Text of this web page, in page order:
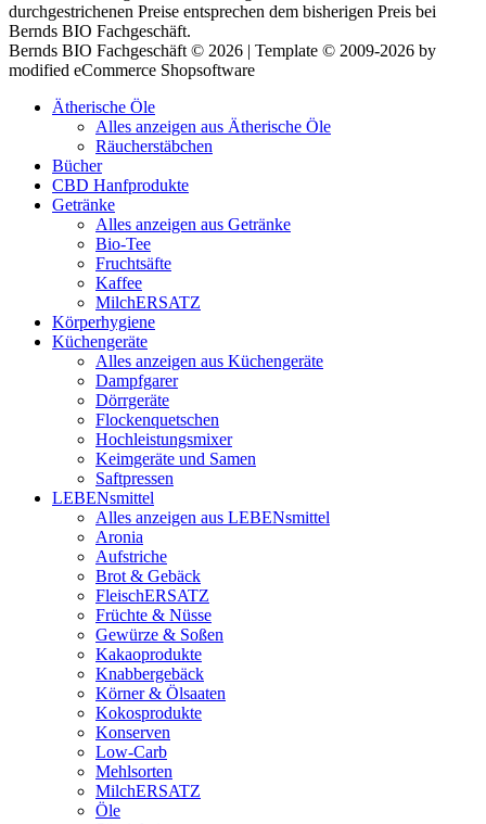
durchgestrichenen Preise entsprechen dem bisherigen Preis bei
Bernds BIO Fachgeschäft.
Bernds BIO Fachgeschäft © 2026 | Template © 2009-2026 by
modified eCommerce Shopsoftware
Ätherische Öle
Alles anzeigen aus Ätherische Öle
Räucherstäbchen
Bücher
CBD Hanfprodukte
Getränke
Alles anzeigen aus Getränke
Bio-Tee
Fruchtsäfte
Kaffee
MilchERSATZ
Körperhygiene
Küchengeräte
Alles anzeigen aus Küchengeräte
Dampfgarer
Dörrgeräte
Flockenquetschen
Hochleistungsmixer
Keimgeräte und Samen
Saftpressen
LEBENsmittel
Alles anzeigen aus LEBENsmittel
Aronia
Aufstriche
Brot & Gebäck
FleischERSATZ
Früchte & Nüsse
Gewürze & Soßen
Kakaoprodukte
Knabbergebäck
Körner & Ölsaaten
Kokosprodukte
Konserven
Low-Carb
Mehlsorten
MilchERSATZ
Öle